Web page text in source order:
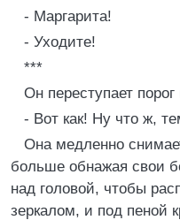
- Маргарита!
- Уходите!
***
Он переступает
- Вот как! Ну что ж,
Она медленно
больше обнажая свои
над головой, чтобы
зеркалом, и под пеной